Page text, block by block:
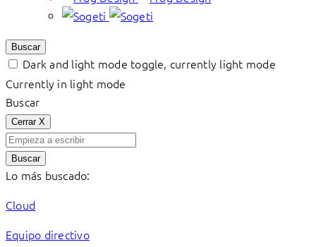
Buscar
Dark and light mode toggle, currently light mode
Currently in light mode
Buscar
Cerrar X
Buscar
Lo más buscado:
Cloud
Equipo directivo